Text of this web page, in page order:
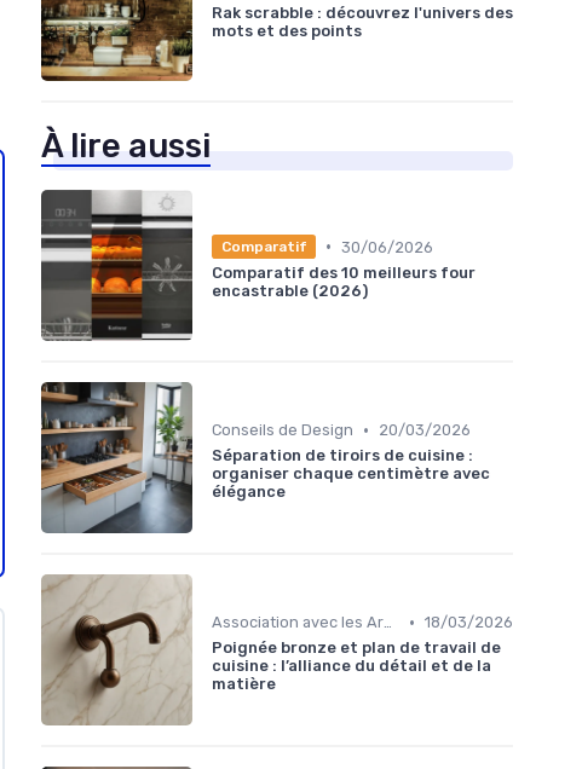
Rak scrabble : découvrez l'univers des
mots et des points
À lire aussi
Comparatif • 30/06/2026
Comparatif des 10 meilleurs four
encastrable (2026)
Conseils de Design •
20/03/2026
Séparation de tiroirs de cuisine :
organiser chaque centimètre avec
élégance
Association avec les Armoires de Cuisine • 18/03/2026
Poignée bronze et plan de travail de
cuisine : l’alliance du détail et de la
matière